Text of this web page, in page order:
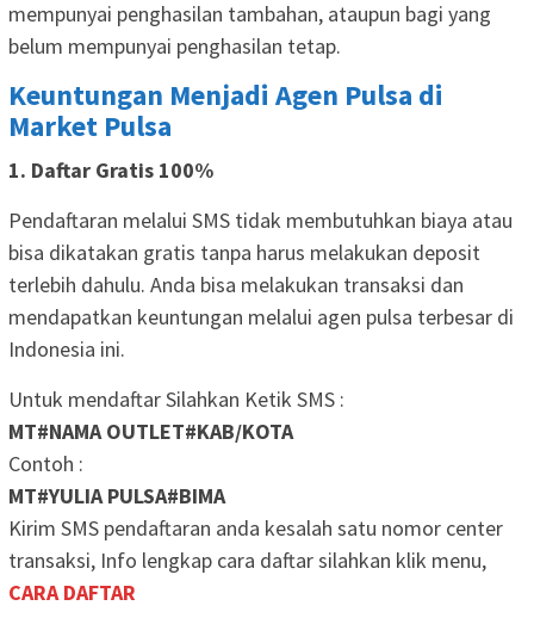
mempunyai penghasilan tambahan, ataupun bagi yang
belum mempunyai penghasilan tetap.
Keuntungan Menjadi Agen Pulsa di
Market Pulsa
1. Daftar Gratis 100%
Pendaftaran melalui SMS tidak membutuhkan biaya atau
bisa dikatakan gratis tanpa harus melakukan deposit
terlebih dahulu. Anda bisa melakukan transaksi dan
mendapatkan keuntungan melalui agen pulsa terbesar di
Indonesia ini.
Untuk mendaftar Silahkan Ketik SMS :
MT#NAMA OUTLET#KAB/KOTA
Contoh :
MT#YULIA PULSA#BIMA
Kirim SMS pendaftaran anda kesalah satu nomor center
transaksi, Info lengkap cara daftar silahkan klik menu,
CARA DAFTAR